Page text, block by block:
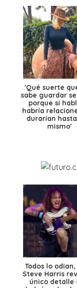
'Qué suerte
sabe guardar
porque si
habría
durarían
mismo'
Todos lo
Steve Harris
único detalle